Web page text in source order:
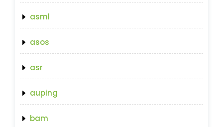
asml
asos
asr
auping
bam